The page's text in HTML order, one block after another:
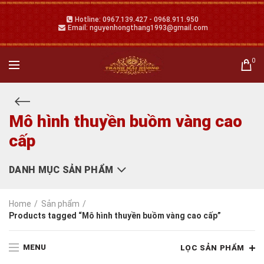
Hotline: 0967.139.427 - 0968.911.950
Email: nguyenhongthang1993@gmail.com
0
Mô hình thuyền buồm vàng cao
cấp
DANH MỤC SẢN PHẨM
Home
Sản phẩm
Products tagged “Mô hình thuyền buồm vàng cao cấp”
MENU LỌC SẢN PHẨM